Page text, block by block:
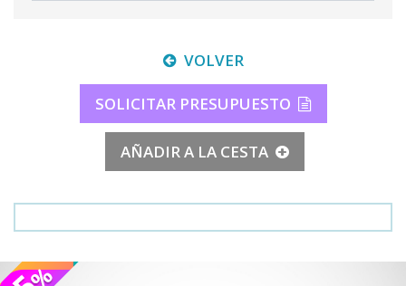
VOLVER
SOLICITAR PRESUPUESTO
AÑADIR A LA CESTA